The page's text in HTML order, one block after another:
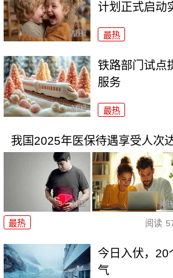
计划正式启动
最热
铁路部门试点
服务
最热
我国2025年医保待遇享受人次
最热 阅读
今日入伏，20
气